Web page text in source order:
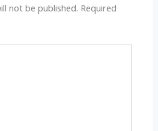
not be published. Required